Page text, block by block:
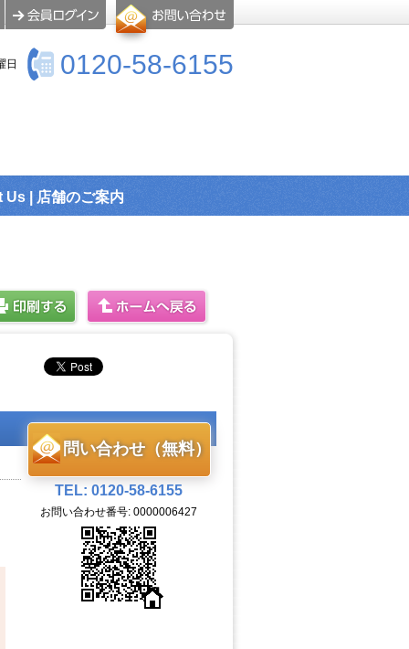
0120-58-6155
日
Us | 店舗のご案内
問い合わせ（無料）
TEL: 0120-58-6155
お問い合わせ番号: 0000006427